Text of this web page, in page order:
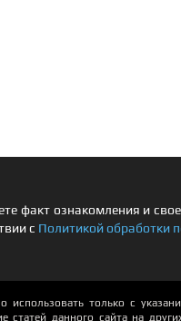
факт ознакомления и
с Политикой обработки
только с
статей данного сайта на